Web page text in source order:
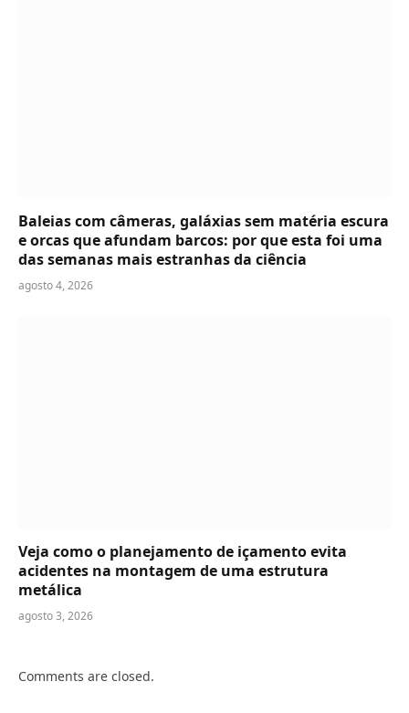
Baleias com câmeras, galáxias sem matéria escura
e orcas que afundam barcos: por que esta foi uma
das semanas mais estranhas da ciência
agosto 4, 2026
Veja como o planejamento de içamento evita
acidentes na montagem de uma estrutura
metálica
agosto 3, 2026
Comments are closed.